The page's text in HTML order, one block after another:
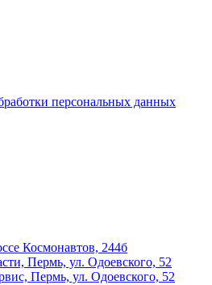
персональных данных
Космонавтов, 244б
Пермь, ул. Одоевского, 52
Пермь, ул. Одоевского, 52